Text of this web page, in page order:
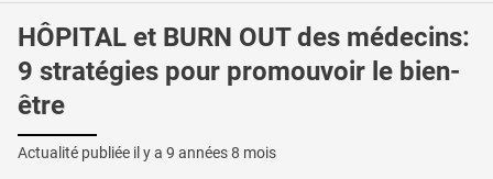
HÔPITAL et BURN OUT des médecins:
9 stratégies pour promouvoir le bien-
être
Actualité publiée il y a 9 années 8 mois